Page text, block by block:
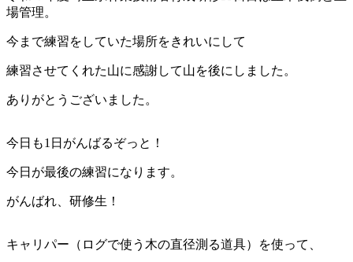
場管理。
今まで練習をしていた場所をきれいにして
練習させてくれた山に感謝して山を後にしました。
ありがとうございました。
今日も1日がんばるぞっと！
今日が最後の練習になります。
がんばれ、研修生！
キャリパー（ログで使う木の直径測る道具）を使って、